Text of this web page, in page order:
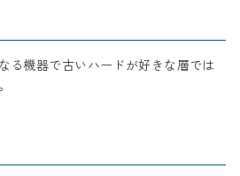
る機器で古いハードが好きな層では